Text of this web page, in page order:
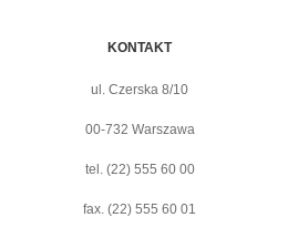
KONTAKT
ul. Czerska 8/10
00-732 Warszawa
tel. (22) 555 60 00
fax. (22) 555 60 01